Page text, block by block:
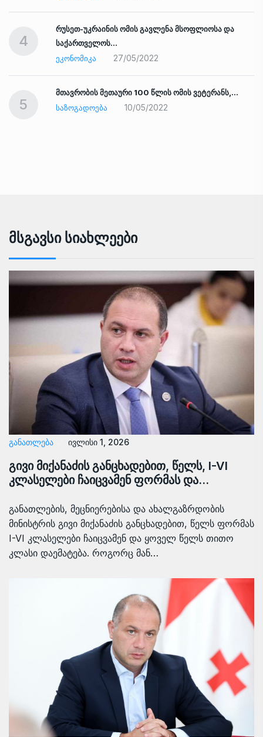
4
რუსეთ-უკრაინის ომის გავლენა მსოფლიოსა და
საქართველოს…
ᲔᲙᲝᲜᲝᲛᲘᲙᲐ
27/05/2022
5
მთავრობის მეთაური 100 წლის ომის ვეტერანს,…
ᲡᲐᲖᲝᲒᲐᲓᲝᲔᲑᲐ
10/05/2022
Მსგავსი Სიახლეები
ᲒᲐᲜᲐᲗᲚᲔᲑᲐ ივლისი 1, 2026
გივი მიქანაძის განცხადებით, წელს, I-VI
კლასელები ჩაიცვამენ ფორმას და…
განათლების, მეცნიერებისა და ახალგაზრდობის
მინისტრის გივი მიქანაძის განცხადებით, წელს ფორმას
I-VI კლასელები ჩაიცვამენ და ყოველ წელს თითო
კლასი დაემატება. როგორც მან…